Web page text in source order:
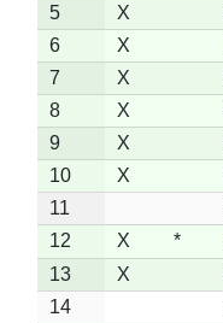
5
X
6
X
7
X
8
X
9
X
10
X
11
12
X *
13
X
14